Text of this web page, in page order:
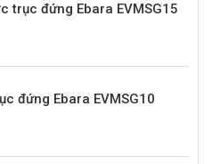
trục đứng Ebara EVMSG15
đứng Ebara EVMSG10